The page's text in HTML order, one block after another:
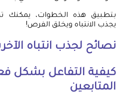
بتطبيق هذه الخطوات، يمكنك
يجذب الانتباه ويخلق الفرص!
نصائح لجذب انتباه
كيفية التفاعل بشكل
المتابعين